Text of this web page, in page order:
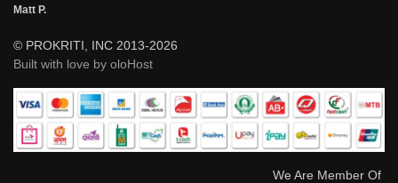
Matt P.
© PROKRITI, INC 2013-2026
Built with love by oloHost
We Are Member Of